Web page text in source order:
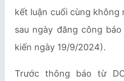
kết luận cuối cùng không
sau ngày đăng công
kiến ngày 19/9/2024).
Trước thông báo từ